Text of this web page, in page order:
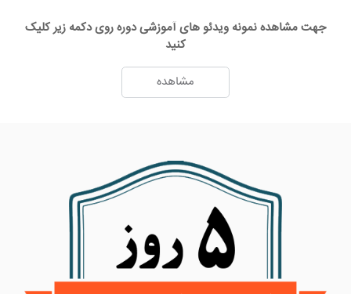
جهت مشاهده نمونه ویدئو های آموزشی دوره روی دکمه زیر کلیک
کنید
مشاهده